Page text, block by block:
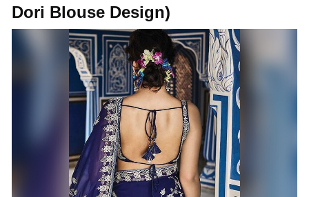
Dori Blouse Design)